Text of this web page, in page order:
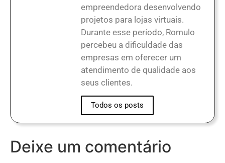
empreendedora desenvolvendo
projetos para lojas virtuais.
Durante esse período, Romulo
percebeu a dificuldade das
empresas em oferecer um
atendimento de qualidade aos
seus clientes.
Todos os posts
Deixe um comentário